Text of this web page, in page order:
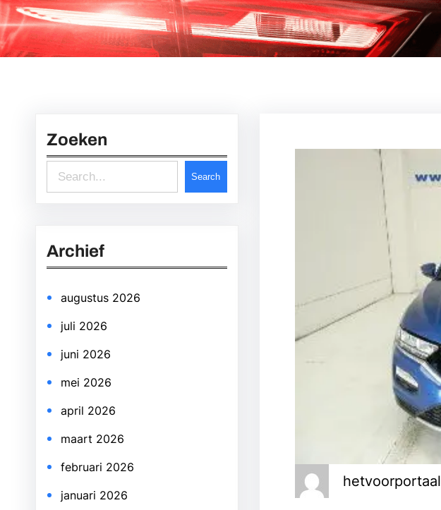
Zoeken
e
r
c
h
Search
Archief
augustus 2026
juli 2026
juni 2026
mei 2026
april 2026
maart 2026
februari 2026
januari 2026
hetvoorportaal